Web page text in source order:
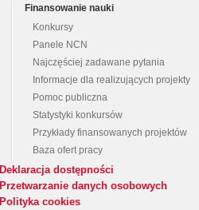
Finansowanie nauki
Konkursy
Panele NCN
Najczęściej zadawane pytania
Informacje dla realizujących projekty
Pomoc publiczna
Statystyki konkursów
Przykłady finansowanych projektów
Baza ofert pracy
Deklaracja dostępności
Przetwarzanie danych osobowych
Polityka cookies